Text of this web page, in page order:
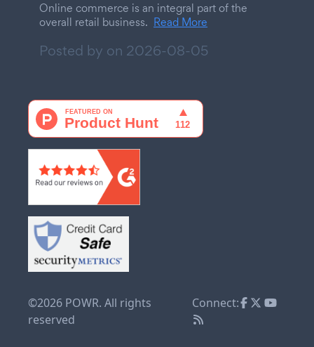
Online commerce is an integral part of the
overall retail business. Read More
Posted by on 2026-08-05
©2026 POWR. All rights
reserved
Connect: